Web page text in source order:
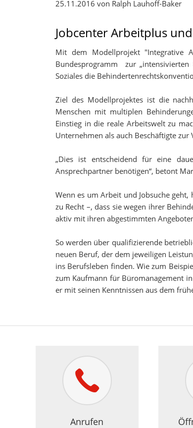
25.11.2016 von Ralph Lauhoff-Baker
Jobcenter Arbeitplus
Mit dem Modellprojekt "Integrative
Bundesprogramm zur
Soziales die
Ziel des Modellprojektes ist die
Menschen mit multiplen
Einstieg in die reale Arbeitswelt zu
Unternehmen als auch Beschäftigte zur
„Dies ist entscheidend für eine
Ansprechpartner benötigen“, betont
Wenn es um Arbeit und Jobsuche
zu Recht –, dass sie wegen ihrer
aktiv mit ihren abgestimmten
So werden über qualifizierende
neuen Beruf, der dem jeweiligen
ins Berufsleben finden. Wie zum
zum Kaufmann für Büromanagement
er mit seinen Kenntnissen aus dem
Anrufen